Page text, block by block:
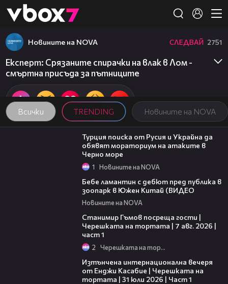
👾
Всички TRENDING Новините на NOVA
Новините на NOVA СЛЕДВАЙ 2751
Експерт: Срязаните спирачки на влак в Лом -
смъртна присъда за пътниците
03:02
Турция поиска от Русия и Украйна да
обявят мораториум на атаките в
Черно море
1 Новините на NOVA
Бебе ламантин с дебют пред публика в
зоопарк в Южен Китай (ВИДЕО
Новините на NOVA
Станимир Гъмов посреща гости |
Черешката на тортата | 7 авг. 2026 |
част 1
2 Черешката на тортата
Изтънчена интернационална вечеря
от Енджи Касабие | Черешката на
тортата | 31 юли 2026 | Част 1